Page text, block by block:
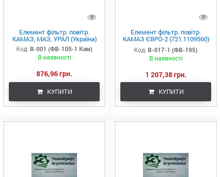
Елемент фільтр. повітр.
КАМАЗ, МАЗ, УРАЛ (Україна)
Код: В-001 (ФВ-105-1 Кам)
В наявності
876,96 грн.
КУПИТИ
Елемент фільтр. повітр.
КАМАЗ ЄВРО-2 (721.1109560)
(Україна)
Код: В-017-1 (ФВ-195)
В наявності
1 207,38 грн.
КУПИТИ